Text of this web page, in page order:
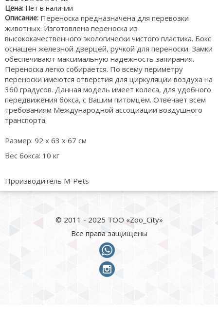
Цена: Нет в наличии
Описание: Переноска предназначена для перевозки
животных. Изготовлена переноска из
высококачественного экологически чистого пластика. Бокс
оснащен железной дверцей, ручкой для переноски. Замки
обеспечивают максимальную надежность запирания.
Переноска легко собирается. По всему периметру
переноски имеются отверстия для циркуляции воздуха на
360 градусов. Данная модель имеет колеса, для удобного
передвижения бокса, с Вашим питомцем. Отвечает всем
требованиям Международной ассоциации воздушного
транспорта.
Размер: 92 х 63 х 67 см
Вес бокса: 10 кг
Производитель M-Pets
© 2011 - 2025 ТОО «Zoo_City»
Все права защищены